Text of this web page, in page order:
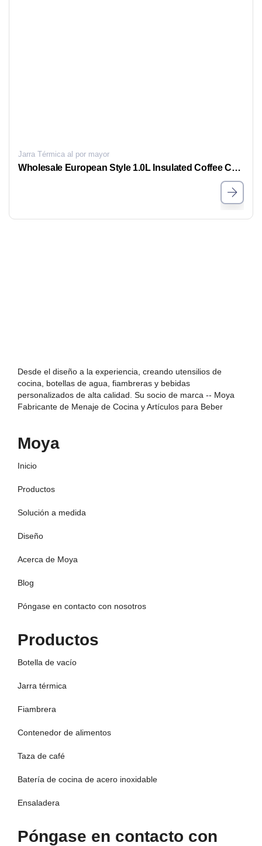
Jarra Térmica al por mayor
Wholesale European Style 1.0L Insulated Coffee Carafe– Elegant Thermal Jug with Timeless Design, OEM/ODM Supported
Desde el diseño a la experiencia, creando utensilios de
cocina, botellas de agua, fiambreras y bebidas
personalizados de alta calidad. Su socio de marca -- Moya
Fabricante de Menaje de Cocina y Artículos para Beber
Moya
Inicio
Productos
Solución a medida
Diseño
Acerca de Moya
Blog
Póngase en contacto con nosotros
Productos
Botella de vacío
Jarra térmica
Fiambrera
Contenedor de alimentos
Taza de café
Batería de cocina de acero inoxidable
Ensaladera
Póngase en contacto con